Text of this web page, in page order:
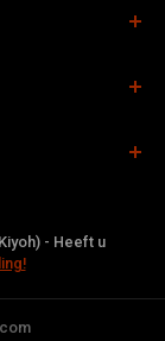
- Heeft u